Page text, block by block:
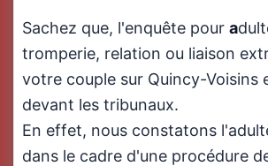
Sachez que, l'enquête pour a
tromperie, relation ou liaison
votre couple sur Quincy-Voisins
devant les tribunaux.
En effet, nous constatons
dans le cadre d'une procédure